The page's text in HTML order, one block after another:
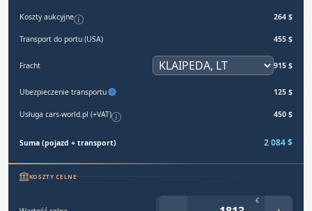
Koszty aukcyjne 264 $
Transport do portu (USA) 455 $
Fracht 915 $
Ubezpieczenie transportu 125 $
Usługa cars-world.pl (+VAT) 450 $
Suma (pojazd + transport) 2 084 $
KOSZTY CELNE
€